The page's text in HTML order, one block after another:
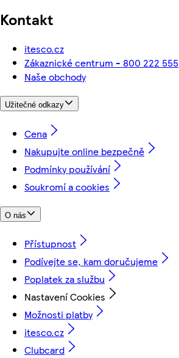
Kontakt
itesco.cz
Zákaznické centrum - 800 222 555
Naše obchody
Užitečné odkazy
Cena
Nakupujte online bezpečně
Podmínky používání
Soukromí a cookies
O nás
Přístupnost
Podívejte se, kam doručujeme
Poplatek za službu
Nastavení Cookies
Možnosti platby
itesco.cz
Clubcard